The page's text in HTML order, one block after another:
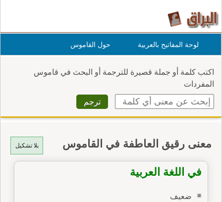
لوحة المفاتيح بالعربية حول القاموس
اكتب كلمة أو جملة قصيرة للترجمة أو البحث في قاموس
المفردات
بلا تشكيل معنى رقيق العاطفة في القاموس
في اللغة العربية
ضعيف